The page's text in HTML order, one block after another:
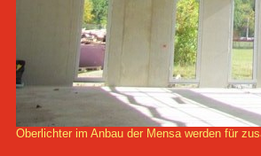
Oberlichter im Anbau der Mensa werden für